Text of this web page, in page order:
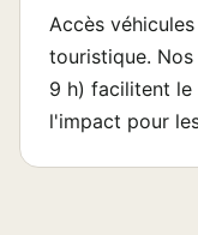
Accès
touristique.
9 h) facilitent
l'impact pour